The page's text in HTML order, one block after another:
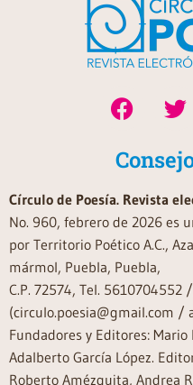
Círculo de Poesía. Revista
No. 960, febrero de 2026 es
por Territorio Poético A.C.,
mármol, Puebla, Puebla,
C.P. 72574, Tel.
(circulo.poesia@gmail.com
Fundadores y Editores:
Adalberto García López.
Roberto Amézquita, Andrea